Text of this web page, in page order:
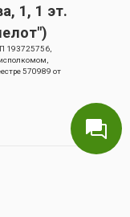
1, 1 эт.
193725756,
570989 от